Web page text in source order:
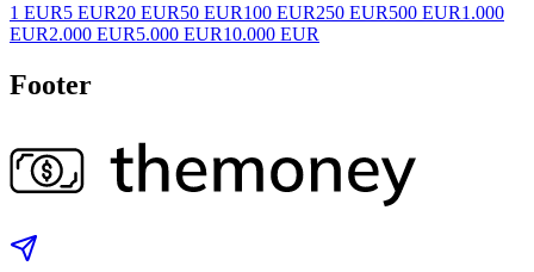
1 EUR5 EUR20 EUR50 EUR100 EUR250 EUR500 EUR1.000
EUR2.000 EUR5.000 EUR10.000 EUR
Footer